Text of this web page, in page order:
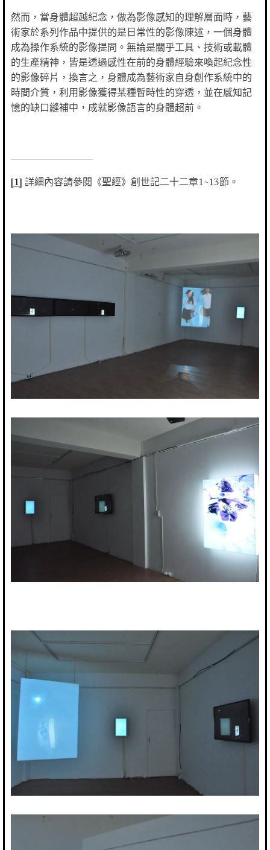
然而，當身體超越紀念，做為影像感知的理解層面時，藝
術家於系列作品中提供的是日常性的影像陳述，一個身體
成為操作系統的影像提問。無論是關乎工具、技術或載體
的生產精神，皆是透過感性在前的身體經驗來喚起紀念性
的影像碎片，換言之，身體成為藝術家自身創作系統中的
時間介質，利用影像獲得某種暫時性的穿透，並在感知記
憶的缺口縫補中，成就影像語言的身體超前。
[1] 詳細內容請參閱《聖經》創世記二十二章1~13節。